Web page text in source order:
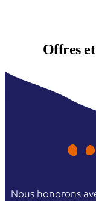
Offres et
Nous honorons